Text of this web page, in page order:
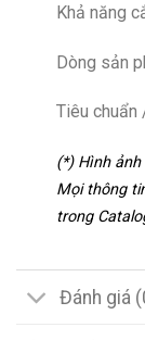
Khả năng
Dòng sản
Tiêu chuẩn
(*) Hình
Mọi thông
trong
Đánh giá